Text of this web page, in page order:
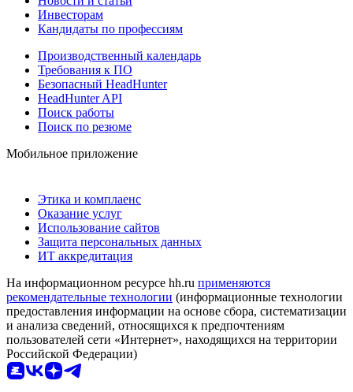
Инвесторам
Кандидаты по профессиям
Производственный календарь
Требования к ПО
Безопасный HeadHunter
HeadHunter API
Поиск работы
Поиск по резюме
Мобильное приложение
Этика и комплаенс
Оказание услуг
Использование сайтов
Защита персональных данных
ИТ аккредитация
На информационном ресурсе hh.ru применяются
рекомендательные технологии (информационные технологии
предоставления информации на основе сбора, систематизации
и анализа сведений, относящихся к предпочтениям
пользователей сети «Интернет», находящихся на территории
Российской Федерации)